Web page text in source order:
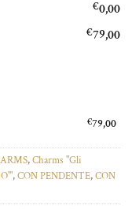
€0,00
€79,00
€79,00
,Charms "Gli
,CON PENDENTE,CON